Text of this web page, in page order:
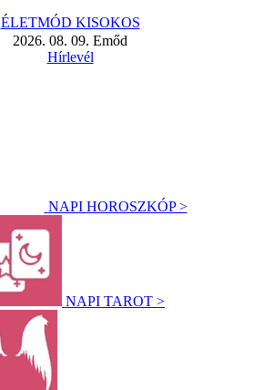
ÉLETMÓD KISOKOS
2026. 08. 09. Emőd
Hírlevél
NAPI HOROSZKÓP >
NAPI TAROT >